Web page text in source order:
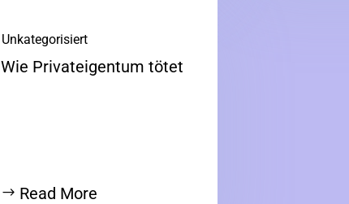
Wie Privateigentum tötet
Unkategorisiert
Read More